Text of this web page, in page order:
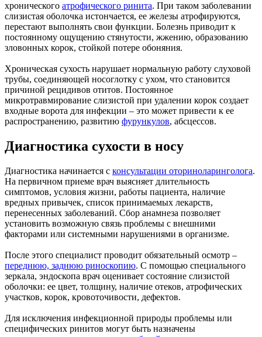
хронического атрофического ринита. При таком заболевании
слизистая оболочка истончается, ее железы атрофируются,
перестают выполнять свои функции. Болезнь приводит к
постоянному ощущению стянутости, жжению, образованию
зловонных корок, стойкой потере обоняния.
Хроническая сухость нарушает нормальную работу слуховой
трубы, соединяющей носоглотку с ухом, что становится
причиной рецидивов отитов. Постоянное
микротравмирование слизистой при удалении корок создает
входные ворота для инфекции – это может привести к ее
распространению, развитию фурункулов, абсцессов.
Диагностика сухости в носу
Диагностика начинается с консультации оториноларинголога.
На первичном приеме врач выясняет длительность
симптомов, условия жизни, работы пациента, наличие
вредных привычек, список принимаемых лекарств,
перенесенных заболеваний. Сбор анамнеза позволяет
установить возможную связь проблемы с внешними
факторами или системными нарушениями в организме.
После этого специалист проводит обязательный осмотр –
переднюю, заднюю риноскопию. С помощью специального
зеркала, эндоскопа врач оценивает состояние слизистой
оболочки: ее цвет, толщину, наличие отеков, атрофических
участков, корок, кровоточивости, дефектов.
Для исключения инфекционной природы проблемы или
специфических ринитов могут быть назначены